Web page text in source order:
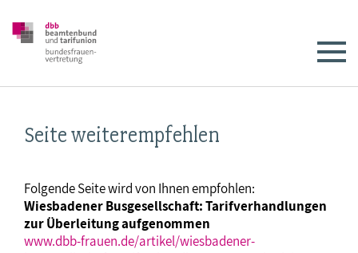
Seite weiterempfehlen
Folgende Seite wird von Ihnen empfohlen:
Wiesbadener Busgesellschaft: Tarifverhandlungen
zur Überleitung aufgenommen
www.dbb-frauen.de/artikel/wiesbadener-